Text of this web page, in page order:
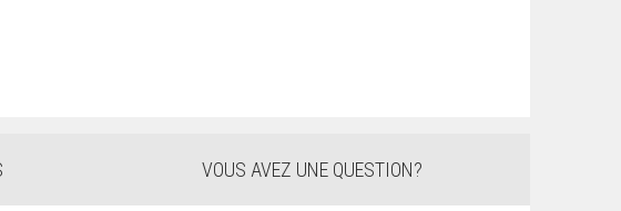
VOUS AVEZ UNE QUESTION?